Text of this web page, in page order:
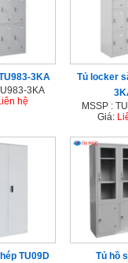
3KA
3KA
hệ
Tủ locker
MSSP :
Giá:
TU09D
Tủ hồ